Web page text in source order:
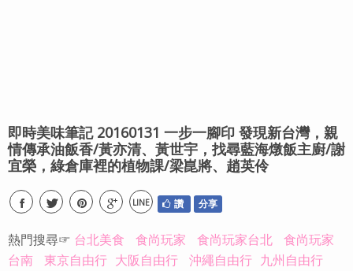
即時美味筆記 20160131 一步一腳印 發現新台灣，親
情傳承油飯香/黃亦清、黃世宇，找尋藍海燉飯主廚/謝
宜榮，綠倉庫裡的植物課/梁崑將、趙英伶
LINE 讚 分享
熱門搜尋☞ 台北美食 食尚玩家 食尚玩家台北
食尚玩家
台南
東京自由行 大阪自由行 沖繩自由行 九州自由行